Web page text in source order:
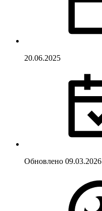
20.06.2025
Обновлено 09.03.2026